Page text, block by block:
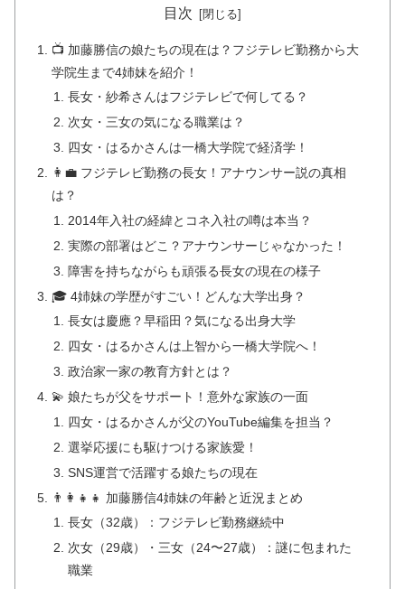
目次
📺 加藤勝信の娘たちの現在は？フジテレビ勤務から大
学院生まで4姉妹を紹介！
長女・紗希さんはフジテレビで何してる？
次女・三女の気になる職業は？
四女・はるかさんは一橋大学院で経済学！
👩‍💼 フジテレビ勤務の長女！アナウンサー説の真相
は？
2014年入社の経緯とコネ入社の噂は本当？
実際の部署はどこ？アナウンサーじゃなかった！
障害を持ちながらも頑張る長女の現在の様子
🎓 4姉妹の学歴がすごい！どんな大学出身？
長女は慶應？早稲田？気になる出身大学
四女・はるかさんは上智から一橋大学院へ！
政治家一家の教育方針とは？
💫 娘たちが父をサポート！意外な家族の一面
四女・はるかさんが父のYouTube編集を担当？
選挙応援にも駆けつける家族愛！
SNS運営で活躍する娘たちの現在
👨‍👩‍👧‍👧 加藤勝信4姉妹の年齢と近況まとめ
長女（32歳）：フジテレビ勤務継続中
次女（29歳）・三女（24〜27歳）：謎に包まれた
職業